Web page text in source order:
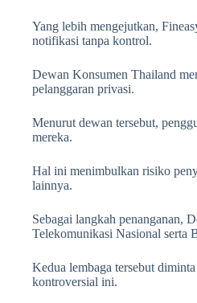
Yang lebih mengejutkan,
notifikasi tanpa kontrol.
Dewan Konsumen Thailand
pelanggaran privasi.
Menurut dewan tersebut,
mereka.
Hal ini menimbulkan risiko
lainnya.
Sebagai langkah penanganan,
Telekomunikasi Nasional serta
Kedua lembaga tersebut
kontroversial ini.